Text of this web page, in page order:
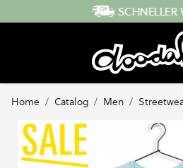
SCHNELLER
Home / Catalog / Men /